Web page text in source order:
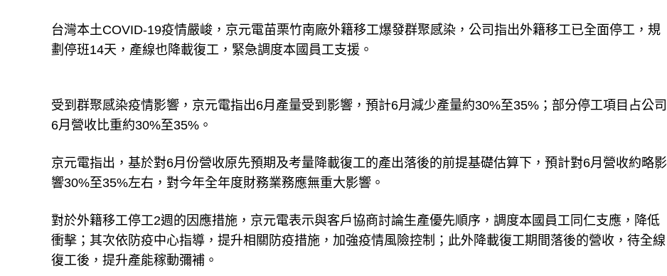
台灣本土COVID-19疫情嚴峻，京元電苗栗竹南廠外籍移工爆發群聚感染，公司指出外籍移工已全面停工，規
劃停班14天，產線也降載復工，緊急調度本國員工支援。
受到群聚感染疫情影響，京元電指出6月產量受到影響，預計6月減少產量約30%至35%；部分停工項目占公司
6月營收比重約30%至35%。
京元電指出，基於對6月份營收原先預期及考量降載復工的產出落後的前提基礎估算下，預計對6月營收約略影
響30%至35%左右，對今年全年度財務業務應無重大影響。
對於外籍移工停工2週的因應措施，京元電表示與客戶協商討論生產優先順序，調度本國員工同仁支應，降低
衝擊；其次依防疫中心指導，提升相關防疫措施，加強疫情風險控制；此外降載復工期間落後的營收，待全線
復工後，提升產能稼動彌補。